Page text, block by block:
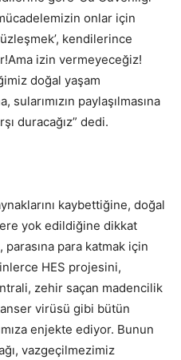
onlar için
kendilerince
izin vermeyeceğiz!
doğal yaşam
sularımızın paylaşılmasına
duracağız” dedi.
kaybettiğine, doğal
yok edildiğine dikkat
para katmak için
HES projesini,
zehir saçan madencilik
virüsü gibi bütün
enjekte ediyor. Bunun
vazgeçilmezimiz